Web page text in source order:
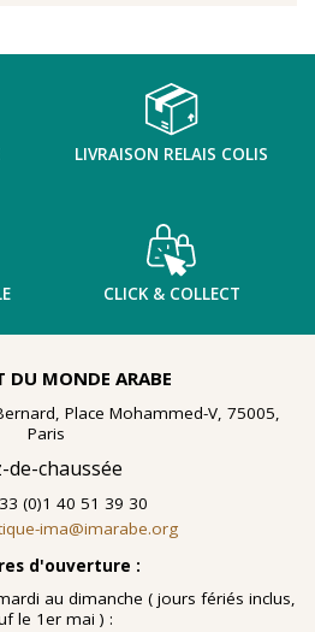
à l'hôpital psychiatrique de Blida-
marquée par la figure
LIVRAISON RELAIS COLIS
CLICK & COLLECT
DU MONDE ARABE
Place Mohammed-V, 75005,
Paris
de-chaussée
(0)1 40 51 39 30
ima@imarabe.org
d'ouverture :
au dimanche ( jours fériés inclus,
le 1er mai ) :